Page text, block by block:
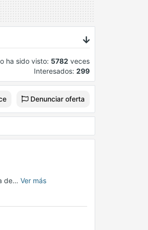
ha sido visto: 5782 veces
Interesados: 299
Denunciar oferta
de… Ver más